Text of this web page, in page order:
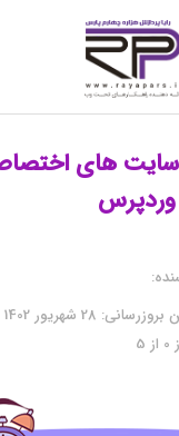
بروزرسانی:
0 از 5